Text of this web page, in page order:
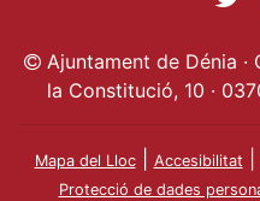
Ajuntament de Dénia ·
la Constitució, 10 ·
Mapa del Lloc| Accesibilitat
Protecció de dades